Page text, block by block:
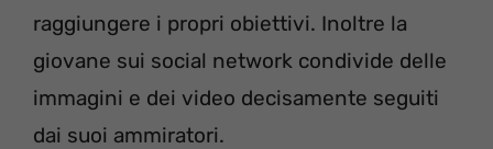
raggiungere i propri obiettivi. Inoltre la
giovane sui social network condivide delle
immagini e dei video decisamente seguiti
dai suoi ammiratori.